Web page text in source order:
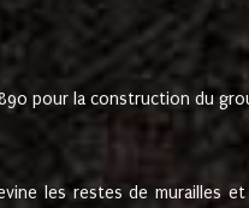
pour la construction du
les restes de murailles et